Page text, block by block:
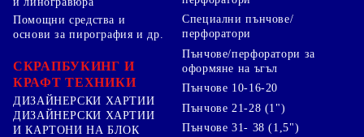
Помощни средства и
основи за пирография и др.
СКРАПБУКИНГ И
КРАФТ ТЕХНИКИ
ДИЗАЙНЕРСКИ ХАРТИИ
ДИЗАЙНЕРСКИ ХАРТИИ
И КАРТОНИ НА БЛОК
Специални пънчове/
перфоратори
Пънчове/перфоратори за
оформяне на ъгъл
Пънчове 10-16-20
Пънчове 21-28 (1")
Пънчове 31- 38 (1,5")